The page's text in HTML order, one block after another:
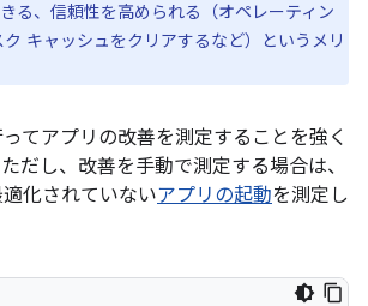
る、信頼性を高められる（オペレーティン
キャッシュをクリアするなど）というメリ
てアプリの改善を測定することを強く
だし、改善を手動で測定する場合は、
化されていないアプリの起動を測定し